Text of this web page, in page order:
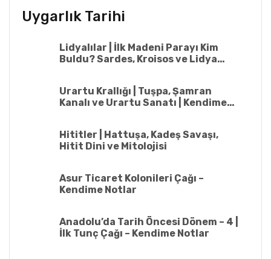
Uygarlık Tarihi
Lidyalılar | İlk Madeni Parayı Kim
Buldu? Sardes, Kroisos ve Lidya
Urartu Krallığı | Tuşpa, Şamran
Kanalı ve Urartu Sanatı | Kendime
Hititler | Hattuşa, Kadeş Savaşı,
Hitit Dini ve Mitolojisi
Asur Ticaret Kolonileri Çağı –
Kendime Notlar
Anadolu’da Tarih Öncesi Dönem – 4 |
İlk Tunç Çağı – Kendime Notlar